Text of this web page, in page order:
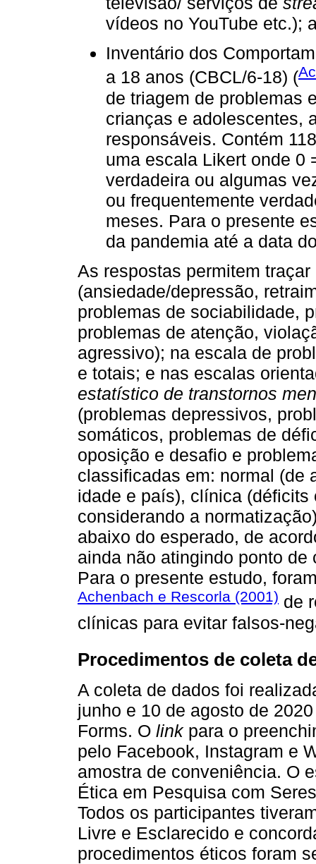
vídeos no YouTube etc.);
Inventário dos
a 18 anos (CBCL/6-18) (
de triagem de problemas
crianças e adolescentes,
responsáveis. Contém
uma escala Likert onde 0
verdadeira ou algumas
ou frequentemente
meses. Para o presente
da pandemia até a data
As respostas permitem
(ansiedade/depressão,
problemas de sociabilidade,
problemas de atenção,
agressivo); na escala de
e totais; e nas escalas
estatístico de transtornos
(problemas depressivos,
somáticos, problemas de
oposição e desafio e
classificadas em: normal (de
idade e país), clínica
considerando a
abaixo do esperado, de
ainda não atingindo ponto
Para o presente estudo,
Achenbach e Rescorla (2001) de
clínicas para evitar falsos-
Procedimentos de coleta
A coleta de dados foi
junho e 10 de agosto de
Forms. O linkpara o
pelo Facebook, Instagram e
amostra de conveniência. O
Ética em Pesquisa com
Todos os participantes
Livre e Esclarecido e
procedimentos éticos foram